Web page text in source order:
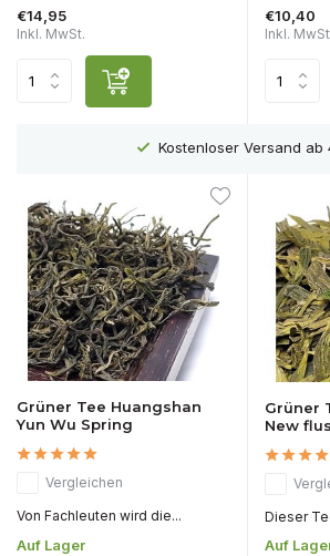
€14,95
Inkl. MwSt.
€10,40
Inkl.
Kostenloser Versand ab
Grüner Tee Huangshan
Yun Wu Spring
Vergleichen
Von Fachleuten wird die...
Auf Lager
Grüner
New
Dieser
Auf